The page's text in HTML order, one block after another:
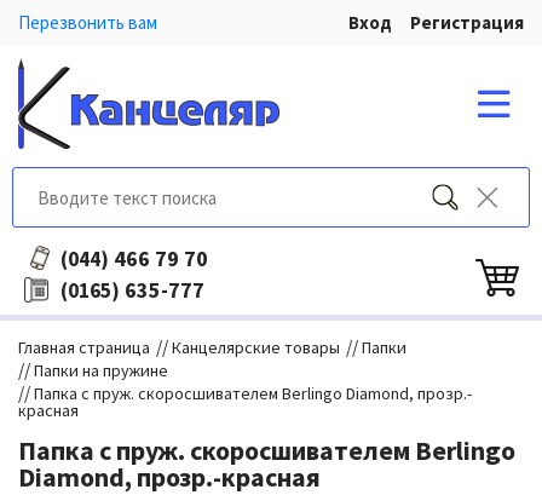
Перезвонить вам Вход Регистрация
(044) 466 79 70
(0165) 635-777
Главная страница //Канцелярские товары //Папки
//Папки на пружине
//Папка с пруж. скоросшивателем Berlingo Diamond, прозр.-
красная
Папка с пруж. скоросшивателем Berlingo
Diamond, прозр.-красная